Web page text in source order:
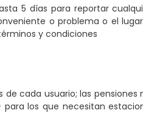
5 días para reportar
o problema o el
y condiciones
cada usuario; las
los que necesitan